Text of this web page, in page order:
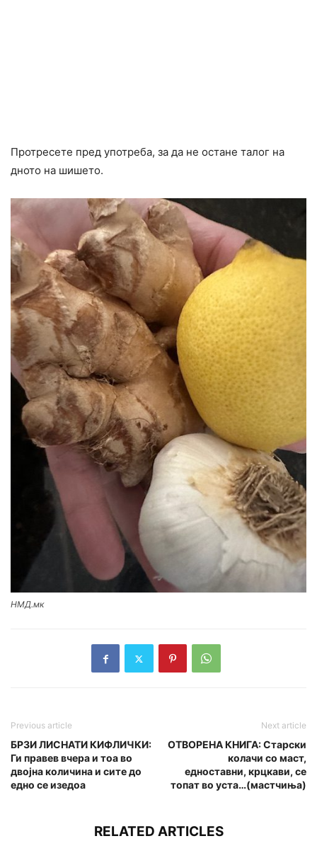
Протресете пред употреба, за да не остане талог на
дното на шишето.
НМД.мк
Previous article
БРЗИ ЛИСНАТИ КИФЛИЧКИ:
Ги правев вчера и тоа во
двојна количина и сите до
едно се изедоа
Next article
ОТВОРЕНА КНИГА: Старски
колачи со маст,
едноставни, крцкави, се
топат во уста…(мастчиња)
RELATED ARTICLES